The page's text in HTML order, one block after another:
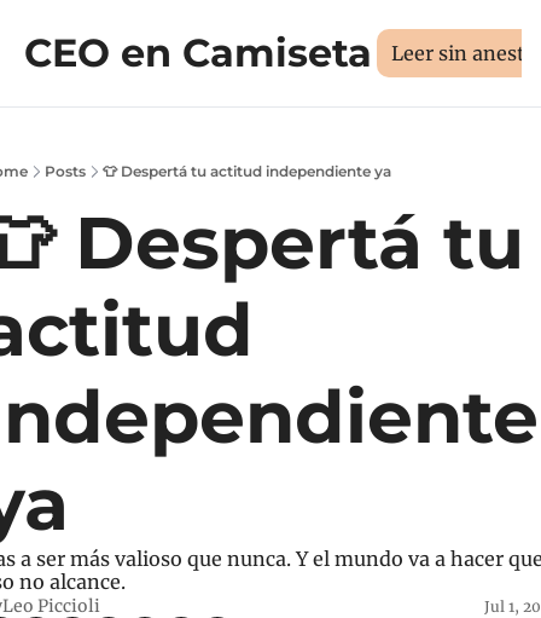
CEO en Camiseta
Medí tus 3D Sesión 1:1 Libros Manifiesto
Leer sin
Posts 👕 Despertá tu actitud independiente ya
Despertá tu
a ser más valioso que nunca. Y el mundo va a hacer
no alcance.
Leo Piccioli Jul 1,